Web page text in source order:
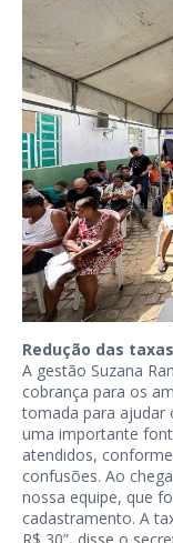
Redução das taxas
A gestão Suzana
cobrança para os
tomada para ajudar
uma importante
atendidos,
confusões. Ao
nossa equipe, que
cadastramento. A